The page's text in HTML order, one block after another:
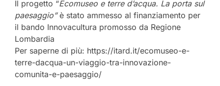
Il progetto “Ecomuseo e terre d’acqua. La porta sul
paesaggio”è stato ammesso al finanziamento per
il bando Innovacultura promosso da Regione
Lombardia
Per saperne di più: https://itard.it/ecomuseo-e-
terre-dacqua-un-viaggio-tra-innovazione-
comunita-e-paesaggio/